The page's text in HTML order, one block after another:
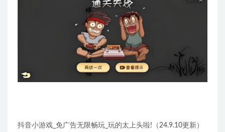
抖音小游戏_免广告无限畅玩_玩的太上头啦!（24.9.10更新）